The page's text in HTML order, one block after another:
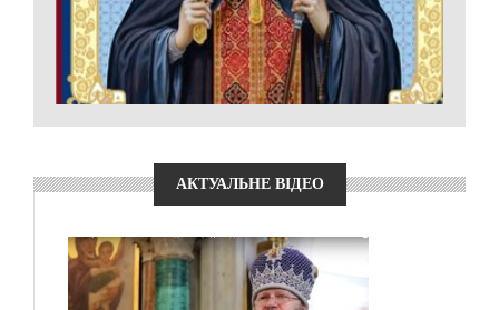
АКТУАЛЬНЕ ВІДЕО